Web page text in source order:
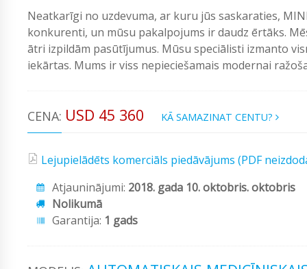
Neatkarīgi no uzdevuma, ar kuru jūs saskaraties,
konkurenti, un mūsu pakalpojums ir daudz ērtāks.
ātri izpildām pasūtījumus. Mūsu speciālisti izmanto
iekārtas. Mums ir viss nepieciešamais modernai
CENA: USD 45 360 KĀ SAMAZINAT CENTU?
Lejupielādēts komerciāls piedāvājums (PDF
Atjauninājumi: 2018. gada 10. oktobris. oktobris
Nolikumā
Garantija: 1 gads